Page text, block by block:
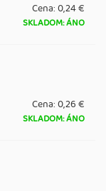
Cena:0,24 €
SKLADOM: ÁNO
Cena:0,26 €
SKLADOM: ÁNO